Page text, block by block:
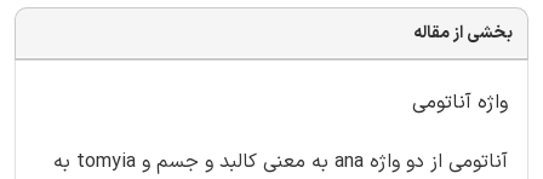
بخشی از مقاله
واژه آناتومی
آناتومی از دو واژه ana به معنی کالبد و جسم و tomyia به